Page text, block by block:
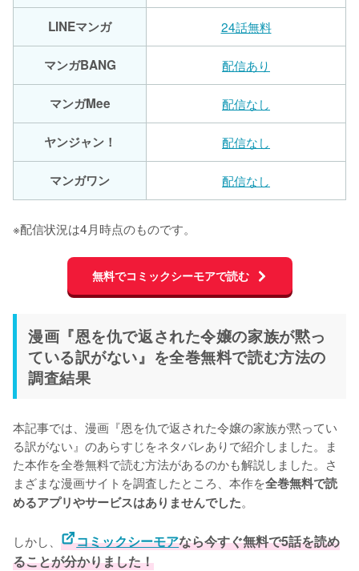
LINEマンガ 24話無料
マンガBANG 配信あり
マンガMee 配信なし
ヤンジャン！ 配信なし
マンガワン 配信なし
※配信状況は4月時点のものです。
無料でコミックシーモアで読む
漫画『恩を仇で返された令嬢の家族が黙っ
ている訳がない』を全巻無料で読む方法の
調査結果
本記事では、漫画『恩を仇で返された令嬢の家族が黙ってい
る訳がない』のあらすじをネタバレありで紹介しました。ま
た本作を全巻無料で読む方法があるのかも解説しました。さ
まざまな漫画サイトを調査したところ、本作を全巻無料で読
めるアプリやサービスはありませんでした。
しかし、 コミックシーモアなら今すぐ無料で5話を読め
ることが分かりました！